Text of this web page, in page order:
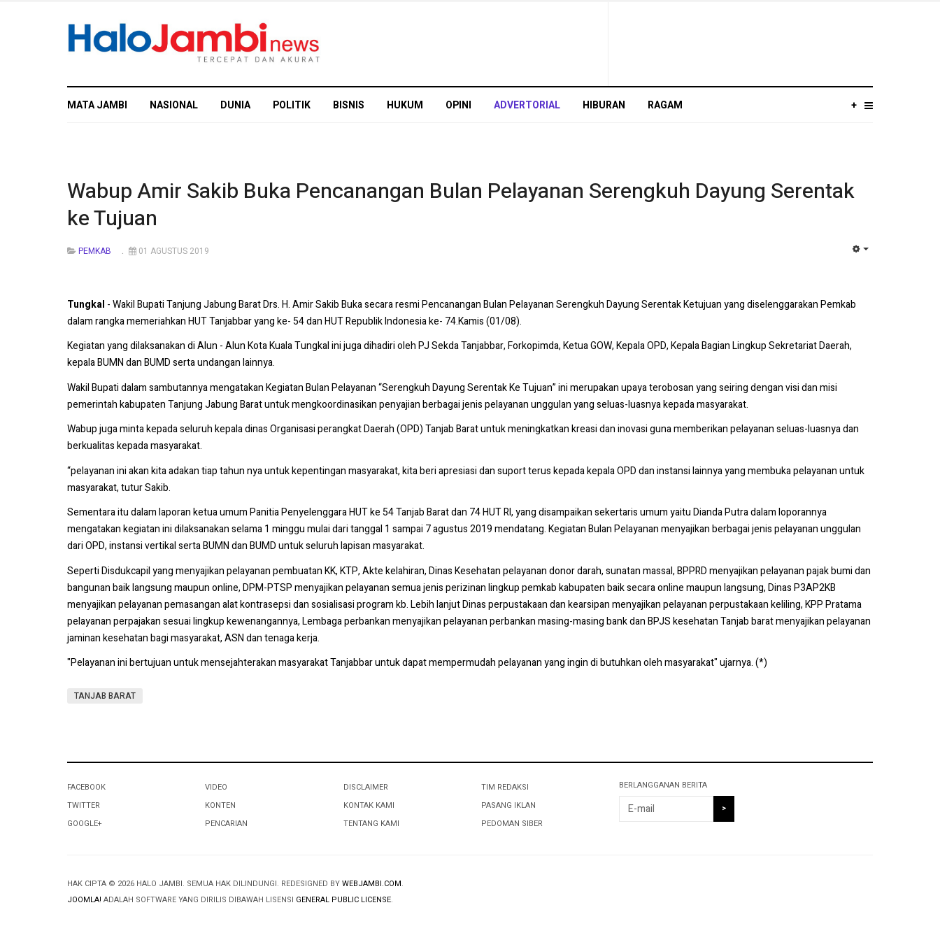
MATA JAMBI NASIONAL DUNIA POLITIK BISNIS HUKUM OPINI ADVERTORIAL HIBURAN RAGAM +
Wabup Amir Sakib Buka Pencanangan Bulan Pelayanan Serengkuh Dayung Serentak
ke Tujuan
PEMKAB 01 AGUSTUS 2019
Tungkal - Wakil Bupati Tanjung Jabung Barat Drs. H. Amir Sakib Buka secara resmi Pencanangan Bulan Pelayanan Serengkuh Dayung Serentak Ketujuan yang diselenggarakan Pemkab
dalam rangka memeriahkan HUT Tanjabbar yang ke- 54 dan HUT Republik Indonesia ke- 74.Kamis (01/08).
Kegiatan yang dilaksanakan di Alun - Alun Kota Kuala Tungkal ini juga dihadiri oleh PJ Sekda Tanjabbar, Forkopimda, Ketua GOW, Kepala OPD, Kepala Bagian Lingkup Sekretariat Daerah,
kepala BUMN dan BUMD serta undangan lainnya.
Wakil Bupati dalam sambutannya mengatakan Kegiatan Bulan Pelayanan “Serengkuh Dayung Serentak Ke Tujuan” ini merupakan upaya terobosan yang seiring dengan visi dan misi
pemerintah kabupaten Tanjung Jabung Barat untuk mengkoordinasikan penyajian berbagai jenis pelayanan unggulan yang seluas-luasnya kepada masyarakat.
Wabup juga minta kepada seluruh kepala dinas Organisasi perangkat Daerah (OPD) Tanjab Barat untuk meningkatkan kreasi dan inovasi guna memberikan pelayanan seluas-luasnya dan
berkualitas kepada masyarakat.
“pelayanan ini akan kita adakan tiap tahun nya untuk kepentingan masyarakat, kita beri apresiasi dan suport terus kepada kepala OPD dan instansi lainnya yang membuka pelayanan untuk
masyarakat, tutur Sakib.
Sementara itu dalam laporan ketua umum Panitia Penyelenggara HUT ke 54 Tanjab Barat dan 74 HUT RI, yang disampaikan sekertaris umum yaitu Dianda Putra dalam loporannya
mengatakan kegiatan ini dilaksanakan selama 1 minggu mulai dari tanggal 1 sampai 7 agustus 2019 mendatang. Kegiatan Bulan Pelayanan menyajikan berbagai jenis pelayanan unggulan
dari OPD, instansi vertikal serta BUMN dan BUMD untuk seluruh lapisan masyarakat.
Seperti Disdukcapil yang menyajikan pelayanan pembuatan KK, KTP, Akte kelahiran, Dinas Kesehatan pelayanan donor darah, sunatan massal, BPPRD menyajikan pelayanan pajak bumi dan
bangunan baik langsung maupun online, DPM-PTSP menyajikan pelayanan semua jenis perizinan lingkup pemkab kabupaten baik secara online maupun langsung, Dinas P3AP2KB
menyajikan pelayanan pemasangan alat kontrasepsi dan sosialisasi program kb. Lebih lanjut Dinas perpustakaan dan kearsipan menyajikan pelayanan perpustakaan keliling, KPP Pratama
pelayanan perpajakan sesuai lingkup kewenangannya, Lembaga perbankan menyajikan pelayanan perbankan masing-masing bank dan BPJS kesehatan Tanjab barat menyajikan pelayanan
jaminan kesehatan bagi masyarakat, ASN dan tenaga kerja.
"Pelayanan ini bertujuan untuk mensejahterakan masyarakat Tanjabbar untuk dapat mempermudah pelayanan yang ingin di butuhkan oleh masyarakat" ujarnya. (*)
TANJAB BARAT
FACEBOOK
TWITTER
GOOGLE+
VIDEO
KONTEN
PENCARIAN
DISCLAIMER
KONTAK KAMI
TENTANG KAMI
TIM REDAKSI
PASANG IKLAN
PEDOMAN SIBER
BERLANGGANAN BERITA
HAK CIPTA © 2026 HALO JAMBI. SEMUA HAK DILINDUNGI. REDESIGNED BYWEBJAMBI.COM.
JOOMLA! ADALAH SOFTWARE YANG DIRILIS DIBAWAH LISENSI GENERAL PUBLIC LICENSE.